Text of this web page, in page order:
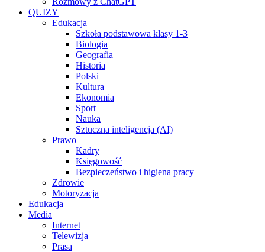
QUIZY
Edukacja
Szkoła podstawowa klasy 1-3
Biologia
Geografia
Historia
Polski
Kultura
Ekonomia
Sport
Nauka
Sztuczna inteligencja (AI)
Prawo
Kadry
Księgowość
Bezpieczeństwo i higiena pracy
Zdrowie
Motoryzacja
Edukacja
Media
Internet
Telewizja
Prasa